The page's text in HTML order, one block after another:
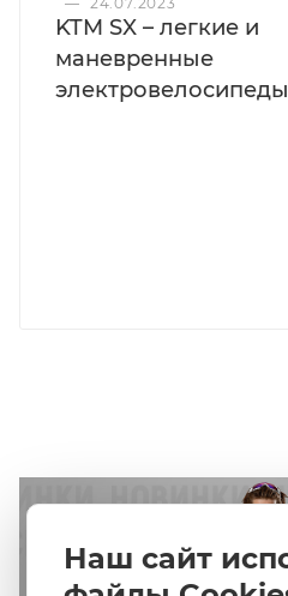
KTM SX – легкие и
маневренные
электровелосипеды
Наш сайт